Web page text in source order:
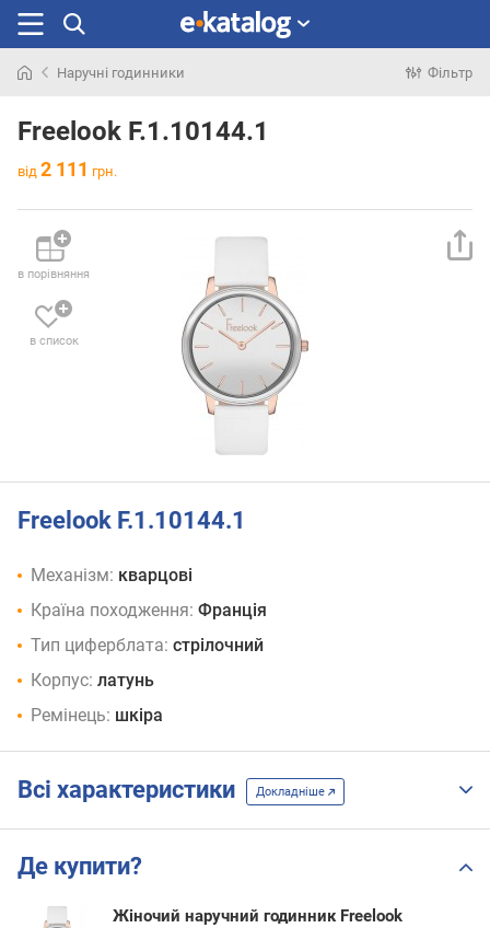
раніше
Наручні годинники Фільтр
Freelook F.1.10144.1
від 2 111 грн.
в порівняння
в список
Freelook F.1.10144.1
Механізм: кварцові
Країна походження: Франція
Тип циферблата: стрілочний
Корпус: латунь
Ремінець: шкіра
Всі характеристики Докладніше
Де купити?
Жіночий наручний годинник Freelook